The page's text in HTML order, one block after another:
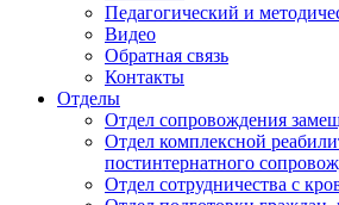
Педагогический и
Видео
Обратная связь
Контакты
Отделы
Отдел сопровождения
Отдел комплексной
постинтернатного
Отдел сотрудничества с